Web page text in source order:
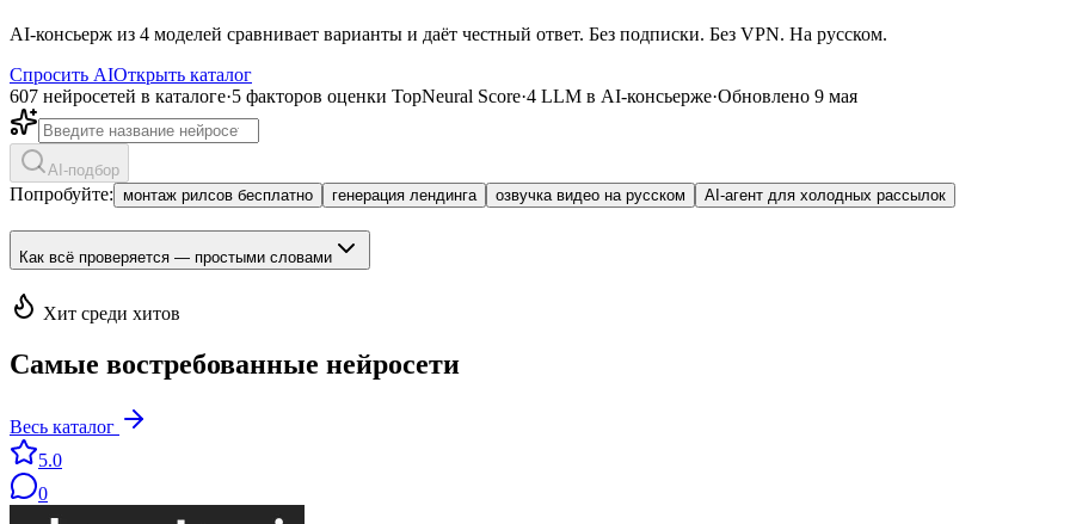
AI-консьерж из 4 моделей сравнивает варианты и даёт честный ответ. Без подписки. Без VPN. На русском.
Спросить AIОткрыть каталог
607 нейросетей в каталоге·5 факторов оценки TopNeural Score·4 LLM в AI-консьерже·Обновлено 9 мая
AI-подбор
Попробуйте: монтаж рилсов бесплатно генерация лендинга озвучка видео на русском AI-агент для холодных рассылок
Как всё проверяется — простыми словами
Хит среди хитов
Самые востребованные нейросети
Весь каталог
5.0
0